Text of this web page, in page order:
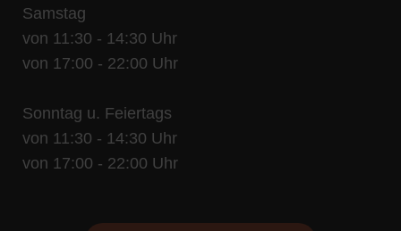
Samstag
von 11:30 - 14:30 Uhr
von 17:00 - 22:00 Uhr
Sonntag u. Feiertags
von 11:30 - 14:30 Uhr
von 17:00 - 22:00 Uhr